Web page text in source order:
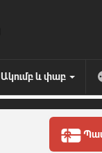
Ակումբ և փաբ